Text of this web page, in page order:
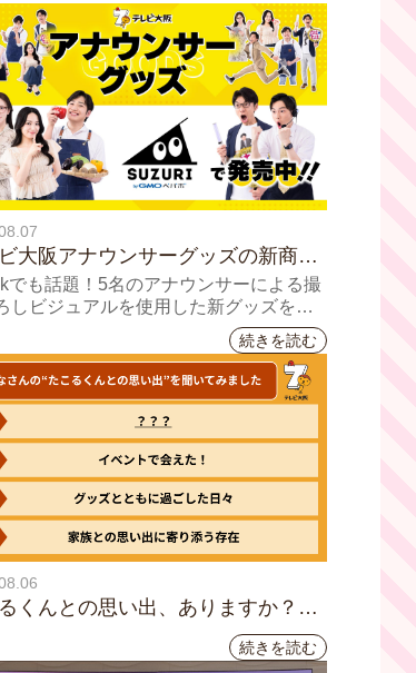
大阪アナウンサーグッズの新商品
(土)に発売！ テーマは「個性全
人それぞれの"らしさ"を詰め込んだ
でも話題！5名のアナウンサーによる撮
しビジュアルを使用した新グッズを発
続きを読む
くんとの思い出、ありますか？会
みなさんに聞いてみました
続きを読む